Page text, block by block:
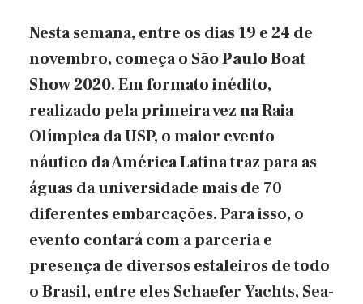
Nesta semana, entre os dias 19 e 24 de
novembro, começa o São Paulo Boat
Show 2020. Em formato inédito,
realizado pela primeira vez na Raia
Olímpica da USP, o maior evento
náutico da América Latina traz para as
águas da universidade mais de 70
diferentes embarcações. Para isso, o
evento contará com a parceria e
presença de diversos estaleiros de todo
o Brasil, entre eles Schaefer Yachts, Sea-